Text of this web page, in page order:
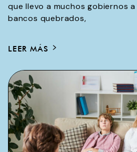
que llevo a muchos gobiernos
bancos quebrados,
LEER MÁS